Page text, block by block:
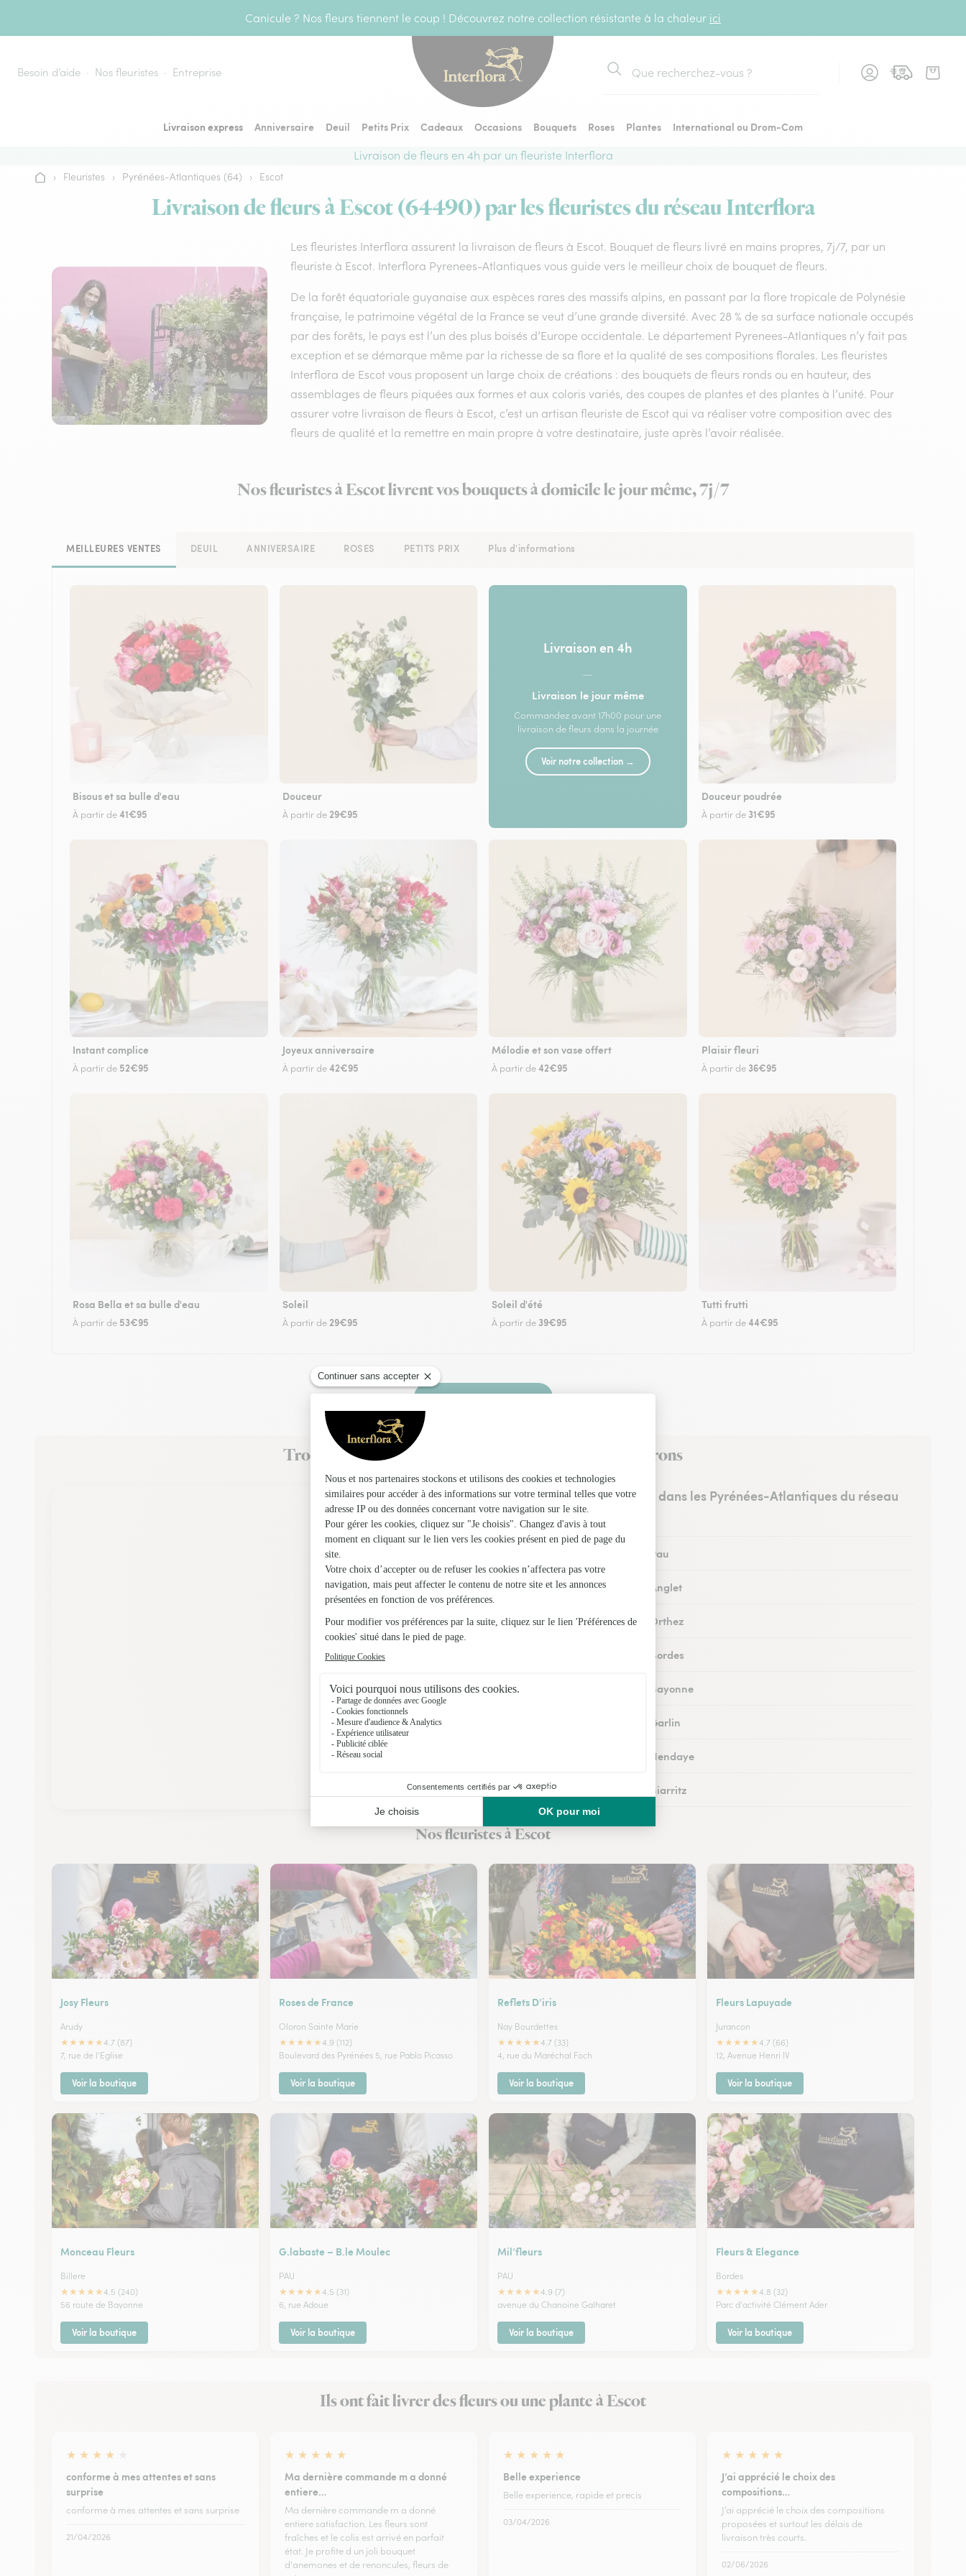
Canicule ? Nos fleurs tiennent le coup ! Découvrez notre collection résistante à la chaleur ici
Besoin d’aide Nos fleuristes Entreprise
Rechercher
Livraison express Anniversaire Deuil Petits Prix Cadeaux Occasions Bouquets Roses Plantes
International ou Drom-Com
Livraison de fleurs en 4h par un fleuriste Interflora
Accueil
› Fleuristes › Pyrénées-Atlantiques (64) › Escot
Livraison de fleurs à Escot (64490) par les fleuristes du réseau Interflora
Les fleuristes Interflora assurent la livraison de fleurs à Escot. Bouquet de fleurs livré en mains propres, 7j/7, par un
fleuriste à Escot. Interflora Pyrenees-Atlantiques vous guide vers le meilleur choix de bouquet de fleurs.
De la forêt équatoriale guyanaise aux espèces rares des massifs alpins, en passant par la flore tropicale de Polynésie
française, le patrimoine végétal de la France se veut d’une grande diversité. Avec 28 % de sa surface nationale occupés
par des forêts, le pays est l’un des plus boisés d’Europe occidentale. Le département Pyrenees-Atlantiques n’y fait pas
exception et se démarque même par la richesse de sa flore et la qualité de ses compositions florales. Les fleuristes
Interflora de Escot vous proposent un large choix de créations : des bouquets de fleurs ronds ou en hauteur, des
assemblages de fleurs piquées aux formes et aux coloris variés, des coupes de plantes et des plantes à l’unité. Pour
assurer votre livraison de fleurs à Escot, c’est un artisan fleuriste de Escot qui va réaliser votre composition avec des
fleurs de qualité et la remettre en main propre à votre destinataire, juste après l’avoir réalisée.
Nos fleuristes à Escot livrent vos bouquets à domicile le jour même, 7j/7
MEILLEURES VENTES DEUIL ANNIVERSAIRE ROSES PETITS PRIX Plus d'informations
Bisous et sa bulle d'eau
À partir de41€95
Douceur
À partir de 29€95
Livraison en 4h
—
Livraison le jour même
Commandez avant 17h00 pour une
livraison de fleurs dans la journée
Voir notre collection →
Douceur poudrée
À partir de 31€95
Instant complice
À partir de 52€95
Joyeux anniversaire
À partir de42€95
Mélodie et son vase offert
À partir de42€95
Plaisir fleuri
À partir de 36€95
Rosa Bella et sa bulle d'eau
À partir de 53€95
Soleil
À partir de 29€95
Soleil d'été
À partir de 39€95
Tutti frutti
À partir de44€95
Faire livrer des fleurs
Trouvez un fleuriste Interflora à Escot et dans ses environs
Les fleuristes dans les Pyrénées-Atlantiques du réseau
Interflora
Fleuristes à Pau
Fleuristes à Anglet
Fleuristes à Orthez
Fleuristes à Bordes
Fleuristes à Bayonne
Fleuristes à Garlin
Fleuristes à Hendaye
Fleuristes à Biarritz
Fleuristes à Hasparren
Nos fleuristes à Escot
Josy Fleurs
Arudy
★★★★★4.7 (87)
7, rue de l'Eglise
Voir la boutique
Roses de France
Oloron Sainte Marie
★★★★★4.9 (112)
Boulevard des Pyrénées 5, rue Pablo Picasso
Voir la boutique
Reflets D’iris
Nay Bourdettes
★★★★★4.7 (33)
4, rue du Maréchal Foch
Voir la boutique
Fleurs Lapuyade
Jurancon
★★★★★4.7 (66)
12, Avenue Henri IV
Voir la boutique
Monceau Fleurs
Billere
★★★★★4.5 (240)
56 route de Bayonne
Voir la boutique
G.labaste – B.le Moulec
PAU
★★★★★4.5 (31)
6, rue Adoue
Voir la boutique
Mil’fleurs
PAU
★★★★★4.9 (7)
avenue du Chanoine Galharet
Voir la boutique
Fleurs & Elegance
Bordes
★★★★★4.8 (32)
Parc d'activité Clément Ader
Voir la boutique
Ils ont fait livrer des fleurs ou une plante à Escot
★ ★ ★ ★
conforme à mes attentes et sans
surprise
conforme à mes attentes et sans surprise
21/04/2026
★ ★ ★ ★ ★
Ma dernière commande m a donné
entiere…
Ma dernière commande m a donné
entiere satisfaction. Les fleurs sont
fraîches et le colis est arrivé en parfait
état. Je profite d un joli bouquet
d'anemones et de renoncules, fleurs de
★ ★ ★ ★ ★
Belle experience
Belle experience, rapide et precis
03/04/2026
★ ★ ★ ★ ★
J’ai apprécié le choix des
compositions…
J’ai apprécié le choix des compositions
proposées et surtout les délais de
livraison très courts.
02/06/2026